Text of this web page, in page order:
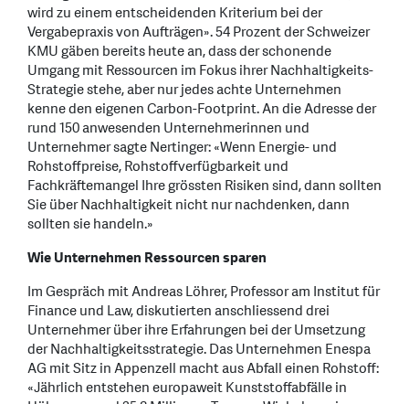
wird zu einem entscheidenden Kriterium bei der
Vergabepraxis von Aufträgen». 54 Prozent der Schweizer
KMU gäben bereits heute an, dass der schonende
Umgang mit Ressourcen im Fokus ihrer Nachhaltigkeits-
Strategie stehe, aber nur jedes achte Unternehmen
kenne den eigenen Carbon-Footprint. An die Adresse der
rund 150 anwesenden Unternehmerinnen und
Unternehmer sagte Nertinger: «Wenn Energie- und
Rohstoffpreise, Rohstoffverfügbarkeit und
Fachkräftemangel Ihre grössten Risiken sind, dann sollten
Sie über Nachhaltigkeit nicht nur nachdenken, dann
sollten sie handeln.»
Wie Unternehmen Ressourcen sparen
Im Gespräch mit Andreas Löhrer, Professor am Institut für
Finance und Law, diskutierten anschliessend drei
Unternehmer über ihre Erfahrungen bei der Umsetzung
der Nachhaltigkeitsstrategie. Das Unternehmen Enespa
AG mit Sitz in Appenzell macht aus Abfall einen Rohstoff:
«Jährlich entstehen europaweit Kunststoffabfälle in